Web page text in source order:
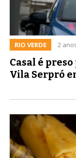
RIO VERDE 2
Casal é
Vila Serpró